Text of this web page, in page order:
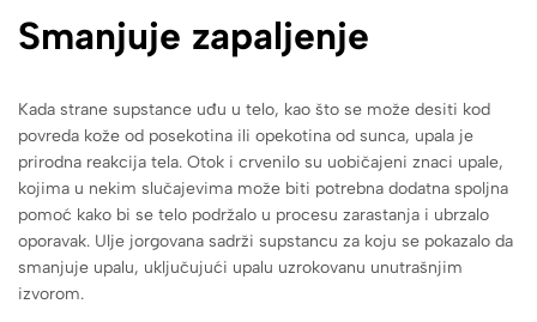
Smanjuje zapaljenje
Kada strane supstance uđu u telo, kao što se može desiti kod
povreda kože od posekotina ili opekotina od sunca, upala je
prirodna reakcija tela. Otok i crvenilo su uobičajeni znaci upale,
kojima u nekim slučajevima može biti potrebna dodatna spoljna
pomoć kako bi se telo podržalo u procesu zarastanja i ubrzalo
oporavak. Ulje jorgovana sadrži supstancu za koju se pokazalo da
smanjuje upalu, uključujući upalu uzrokovanu unutrašnjim
izvorom.